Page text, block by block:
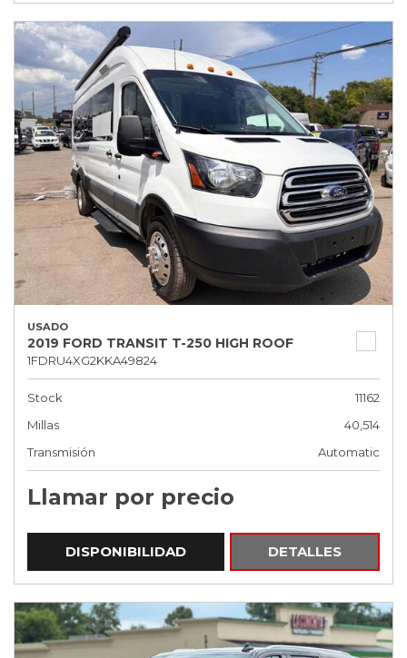
USADO
2019 FORD TRANSIT T-250 HIGH ROOF
1FDRU4XG2KKA49824
Stock
11162
Millas
40,514
Transmisión
Automatic
Llamar por precio
DISPONIBILIDAD DETALLES